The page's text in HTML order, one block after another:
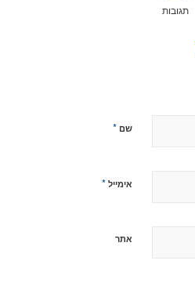
תגובות
שם *
אימייל *
אתר